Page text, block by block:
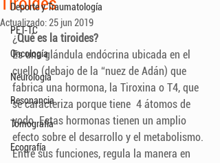
Deporte y Traumatología
PET-TC
Oncología
Neurología
Resonancia
Tomografía
Ecografía
Actualizado:25 jun 2019
¿Qué es la tiroides?
Es una glándula endócrina ubicada en el
cuello (debajo de la “nuez de Adán) que
fabrica una hormona, la Tiroxina o T4, que
se caracteriza porque tiene  4 átomos de
yodo. Estas hormonas tienen un amplio
efecto sobre el desarrollo y el metabolismo.
Entre sus funciones, regula la manera en